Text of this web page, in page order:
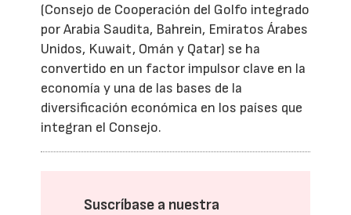
(Consejo de Cooperación del Golfo integrado
por Arabia Saudita, Bahrein, Emiratos Árabes
Unidos, Kuwait, Omán y Qatar) se ha
convertido en un factor impulsor clave en la
economía y una de las bases de la
diversificación económica en los países que
integran el Consejo.
Suscríbase a nuestra